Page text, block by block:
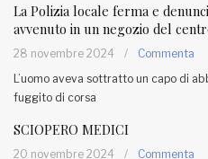
La Polizia locale ferma e
avvenuto in un negozio del
28 novembre 2024 /
Commenta
L’uomo aveva sottratto un capo di
fuggito di corsa
SCIOPERO MEDICI
20 novembre 2024 /
Commenta